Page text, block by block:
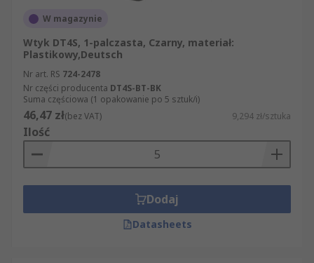
W magazynie
Wtyk DT4S, 1-palczasta, Czarny, materiał:
Plastikowy,Deutsch
Nr art. RS 724-2478
Nr części producenta DT4S-BT-BK
Suma częściowa (1 opakowanie po 5 sztuk/i)
46,47 zł(bez VAT) 9,294 zł/sztuka
Ilość
Dodaj
Datasheets